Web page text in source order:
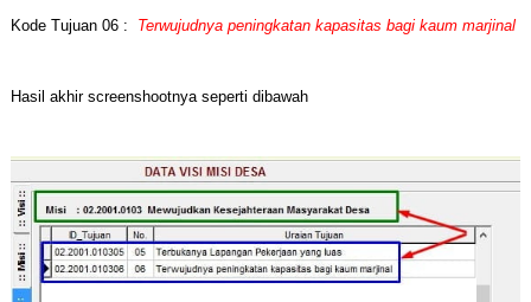
Kode Tujuan 06 : Terwujudnya peningkatan kapasitas bagi kaum marjinal
Hasil akhir screenshootnya seperti dibawah